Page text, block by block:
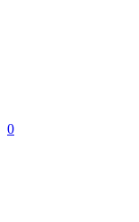
0